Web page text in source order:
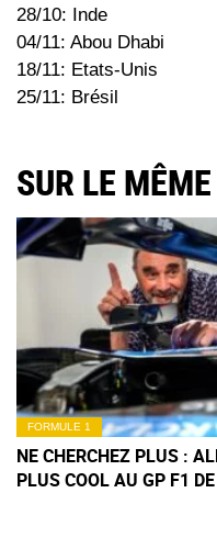
28/10: Inde
04/11: Abou Dhabi
18/11: Etats-Unis
25/11: Brésil
SUR LE
FORMULE 1
NE CHERCHEZ PLUS :
PLUS COOL AU GP F1